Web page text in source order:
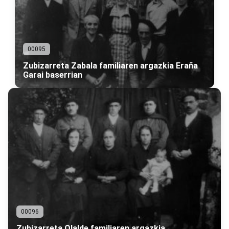
00095
Zubizarreta Zabala familiaren argazkia Eraña
Garai baserrian
00096